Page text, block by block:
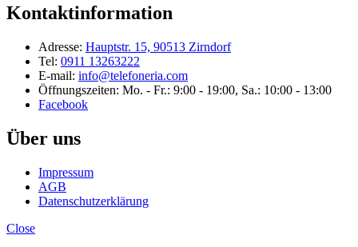
Kontaktinformation
Adresse: Hauptstr. 15, 90513 Zirndorf
Tel: 0911 13263222
E-mail: info@telefoneria.com
Öffnungszeiten: Mo. - Fr.: 9:00 - 19:00, Sa.: 10:00 - 13:00
Facebook
Über uns
Impressum
AGB
Datenschutzerklärung
Close